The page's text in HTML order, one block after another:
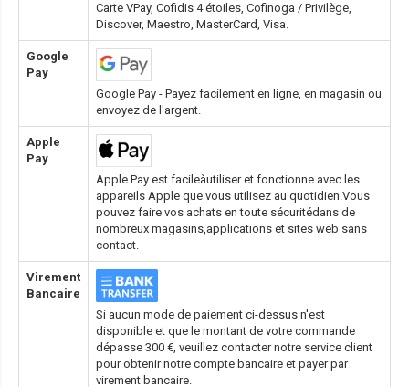
Carte VPay, Cofidis 4 étoiles, Cofinoga / Privilège,
Discover, Maestro, MasterCard, Visa.
Google
Pay
Google Pay - Payez facilement en ligne, en magasin ou
envoyez de l'argent.
Apple
Pay
Apple Pay est facileàutiliser et fonctionne avec les
appareils Apple que vous utilisez au quotidien.Vous
pouvez faire vos achats en toute sécuritédans de
nombreux magasins,applications et sites web sans
contact.
Virement
Bancaire
Si aucun mode de paiement ci-dessus n'est
disponible et que le montant de votre commande
dépasse 300 €, veuillez contacter notre service client
pour obtenir notre compte bancaire et payer par
virement bancaire.